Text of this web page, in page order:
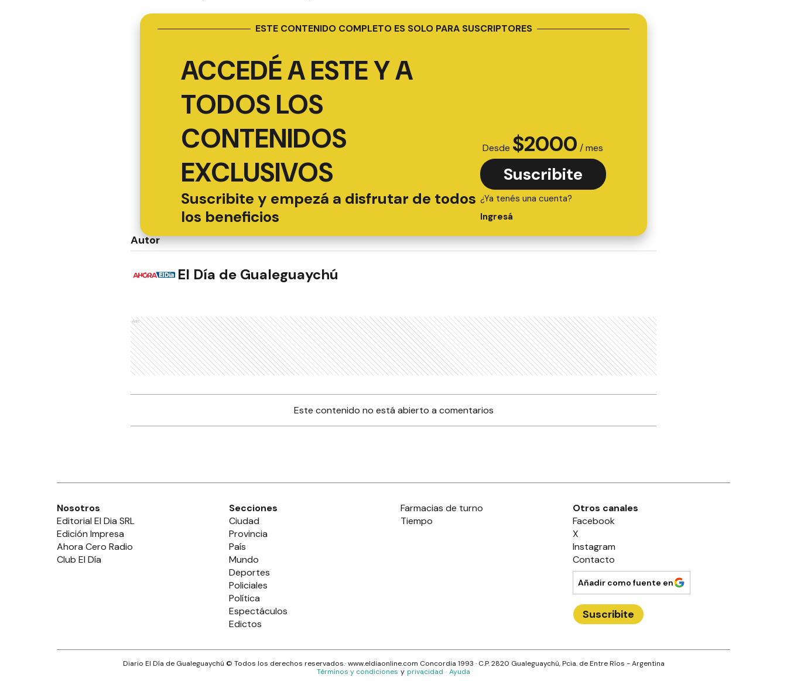
ESTE CONTENIDO COMPLETO ES SOLO PARA SUSCRIPTORES
ACCEDÉ A ESTE Y A
TODOS LOS
CONTENIDOS
EXCLUSIVOS
Suscribite y empezá a disfrutar de todos
los beneficios
Desde $2000 / mes
Suscribite
¿Ya tenés una cuenta?
Ingresá
Autor
El Día de Gualeguaychú
Ads
Este contenido no está abierto a comentarios
Nosotros
Editorial El Dia SRL
Edición Impresa
Ahora Cero Radio
Club El Día
Secciones
Ciudad
Provincia
País
Mundo
Deportes
Policiales
Política
Espectáculos
Edictos
Farmacias de turno
Tiempo
Otros canales
Facebook
X
Instagram
Contacto
Añadir como fuente en
Suscribite
Diario El Día de Gualeguaychú © Todos los derechos reservados.· www.eldiaonline.com Concordia 1993 · C.P.2820 Gualeguaychú, Pcia. de Entre Ríos - Argentina
Términos y condiciones y privacidad · Ayuda